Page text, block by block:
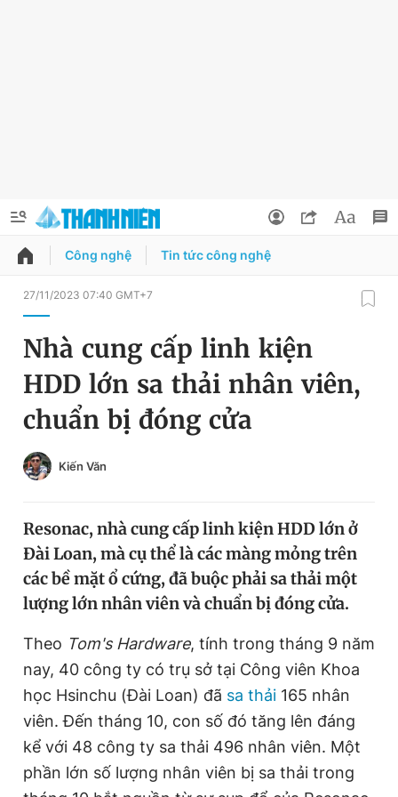
QUẢNG CÁO ĐẶT BÁO
Chuyên mục
Chuyên mục khác
Chào ngày mới
Video Magazine
Sản phẩm khác
Tiện ích Bạn cần biết
Thông tin tòa soạn Liên hệ quảng cáo
Đổi mật khẩu
Tin đã lưu
Công nghệ Tin tức công nghệ
27/11/2023 07:40 GMT+7
Nhà cung cấp linh kiện
HDD lớn sa thải nhân viên,
chuẩn bị đóng cửa
Kiến Văn
Resonac, nhà cung cấp linh kiện HDD lớn ở
Đài Loan, mà cụ thể là các màng mỏng trên
các bề mặt ổ cứng, đã buộc phải sa thải một
lượng lớn nhân viên và chuẩn bị đóng cửa.
Theo Tom's Hardware, tính trong tháng 9 năm
nay, 40 công ty có trụ sở tại Công viên Khoa
học Hsinchu (Đài Loan) đã sa thải 165 nhân
viên. Đến tháng 10, con số đó tăng lên đáng
kể với 48 công ty sa thải 496 nhân viên. Một
phần lớn số lượng nhân viên bị sa thải trong